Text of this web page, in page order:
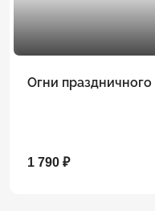
Огни
1 790 ₽